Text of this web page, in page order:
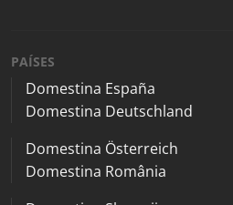
PAÍSES
Domestina España
Domestina Deutschland
Domestina Österreich
Domestina România